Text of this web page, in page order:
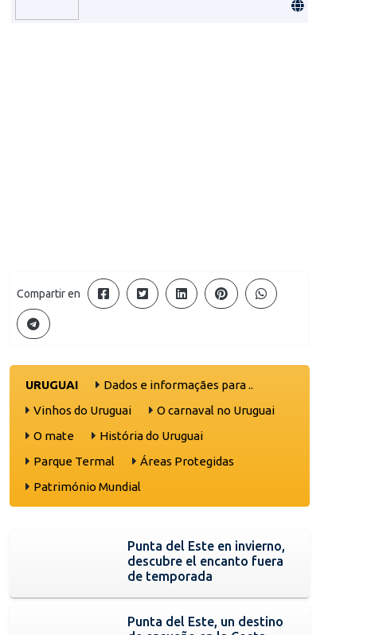
Compartir en
URUGUAI
Dados e informaçães para ..
Vinhos do Uruguai
O carnaval no Uruguai
O mate
História do Uruguai
Parque Termal
Áreas Protegidas
Património Mundial
Punta del Este en invierno,
descubre el encanto fuera
de temporada
Punta del Este, un destino